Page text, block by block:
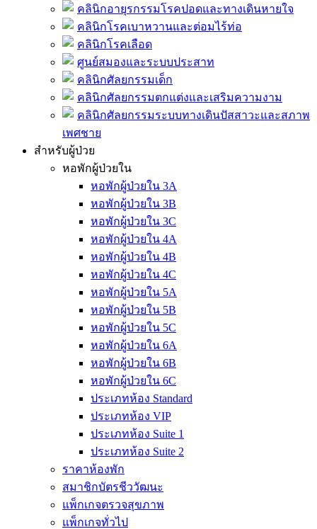
คลินิกอายุรกรรมโรคปอดและทางเดินหายใจ
คลินิกโรคเบาหวานและต่อมไร้ท่อ
คลินิกโรคเลือด
ศูนย์สมองและระบบประสาท
คลินิกศัลยกรรมเด็ก
คลินิกศัลยกรรมตกแต่งและเสริมความงาม
คลินิกศัลยกรรมระบบทางเดินปัสสาวะและสภาพ
เพศชาย
สำหรับผู้ป่วย
หอพักผู้ป่วยใน
หอพักผู้ป่วยใน 3A
หอพักผู้ป่วยใน 3B
หอพักผู้ป่วยใน 3C
หอพักผู้ป่วยใน 4A
หอพักผู้ป่วยใน 4B
หอพักผู้ป่วยใน 4C
หอพักผู้ป่วยใน 5A
หอพักผู้ป่วยใน 5B
หอพักผู้ป่วยใน 5C
หอพักผู้ป่วยใน 6A
หอพักผู้ป่วยใน 6B
หอพักผู้ป่วยใน 6C
ประเภทห้อง Standard
ประเภทห้อง VIP
ประเภทห้อง Suite 1
ประเภทห้อง Suite 2
ราคาห้องพัก
สมาชิกบัตรชีววัฒนะ
แพ็กเกจตรวจสุขภาพ
แพ็กเกจทั่วไป